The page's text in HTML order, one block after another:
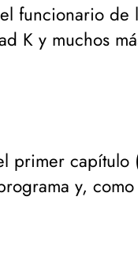
funcionario de
K y muchos
primer capítulo
y,